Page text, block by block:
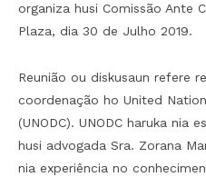
organiza husi Comissão Ante
Plaza, dia 30 de Julho 2019.
Reunião ou diskusaun refere
coordenação ho United
(UNODC). UNODC haruka nia
husi advogada Sra. Zorana
nia experiência no